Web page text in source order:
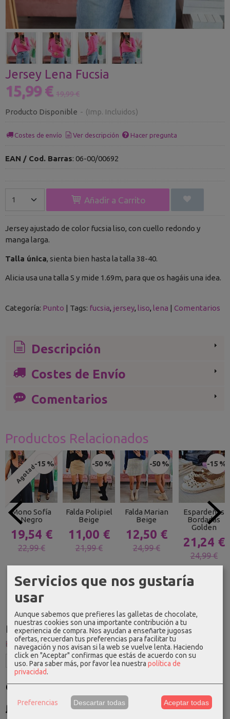
Idioma
Costes de Envío
GRATIS *
Jersey Lena Fucsia
15,99 € 19,99 €
Producto Disponible - (Imp. Incluidos)
Costes de envío Ver descripción Hacer pregunta
EAN / Cod. Barras: 06-00/00692
Añadir a Carrito
Jersey ajustado de color fucsia liso, con cuello redondo y
manga larga.
Talla única, sienta bien hasta la talla 38-40.
Alicia usa una talla S y mide 1.69m, para que os hagáis una idea.
Categoría: Punto | Tags: fucsia jersey liso lena | Comentarios
Descripción
Costes de Envío
Comentarios
Productos Relacionados
Agotado-15 %
Mono Sofía
Negro
19,54 €
22,99 €
-50 %
Falda Polipiel
Beige
11,00 €
21,99 €
-50 %
Falda Marian
Beige
12,50 €
24,99 €
-15 %
Espardeñas
Bordadas
Golden
21,24 €
24,99 €
Servicios que nos gustaría
usar
Aunque sabemos que prefieres las galletas de chocolate,
nuestras cookies son una importante contribución a tu
experiencia de compra. Nos ayudan a enseñarte jugosas
ofertas, recuerdan tus preferencias para facilitar tu
navegación y nos avisan si la web se vuelve lenta. Haciendo
click en "Aceptar" confirmas que estás de acuerdo con su
uso. Para saber más, por favor lea nuestra política de
privacidad.
Preferencias Descartar todas Aceptar todas